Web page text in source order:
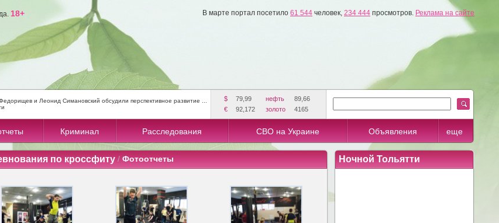
18+ В марте портал посетило 61 544 человек, 234 444 просмотров. Реклама на сайте
и Леонид Симановский обсудили перспективное развитие ...
$ 79,99 нефть
89,66
€
92,172 золото 4165
Криминал Расследования СВО на Украине Объявления еще
по кроссфиту / Фотоотчеты Ночной Тольятти